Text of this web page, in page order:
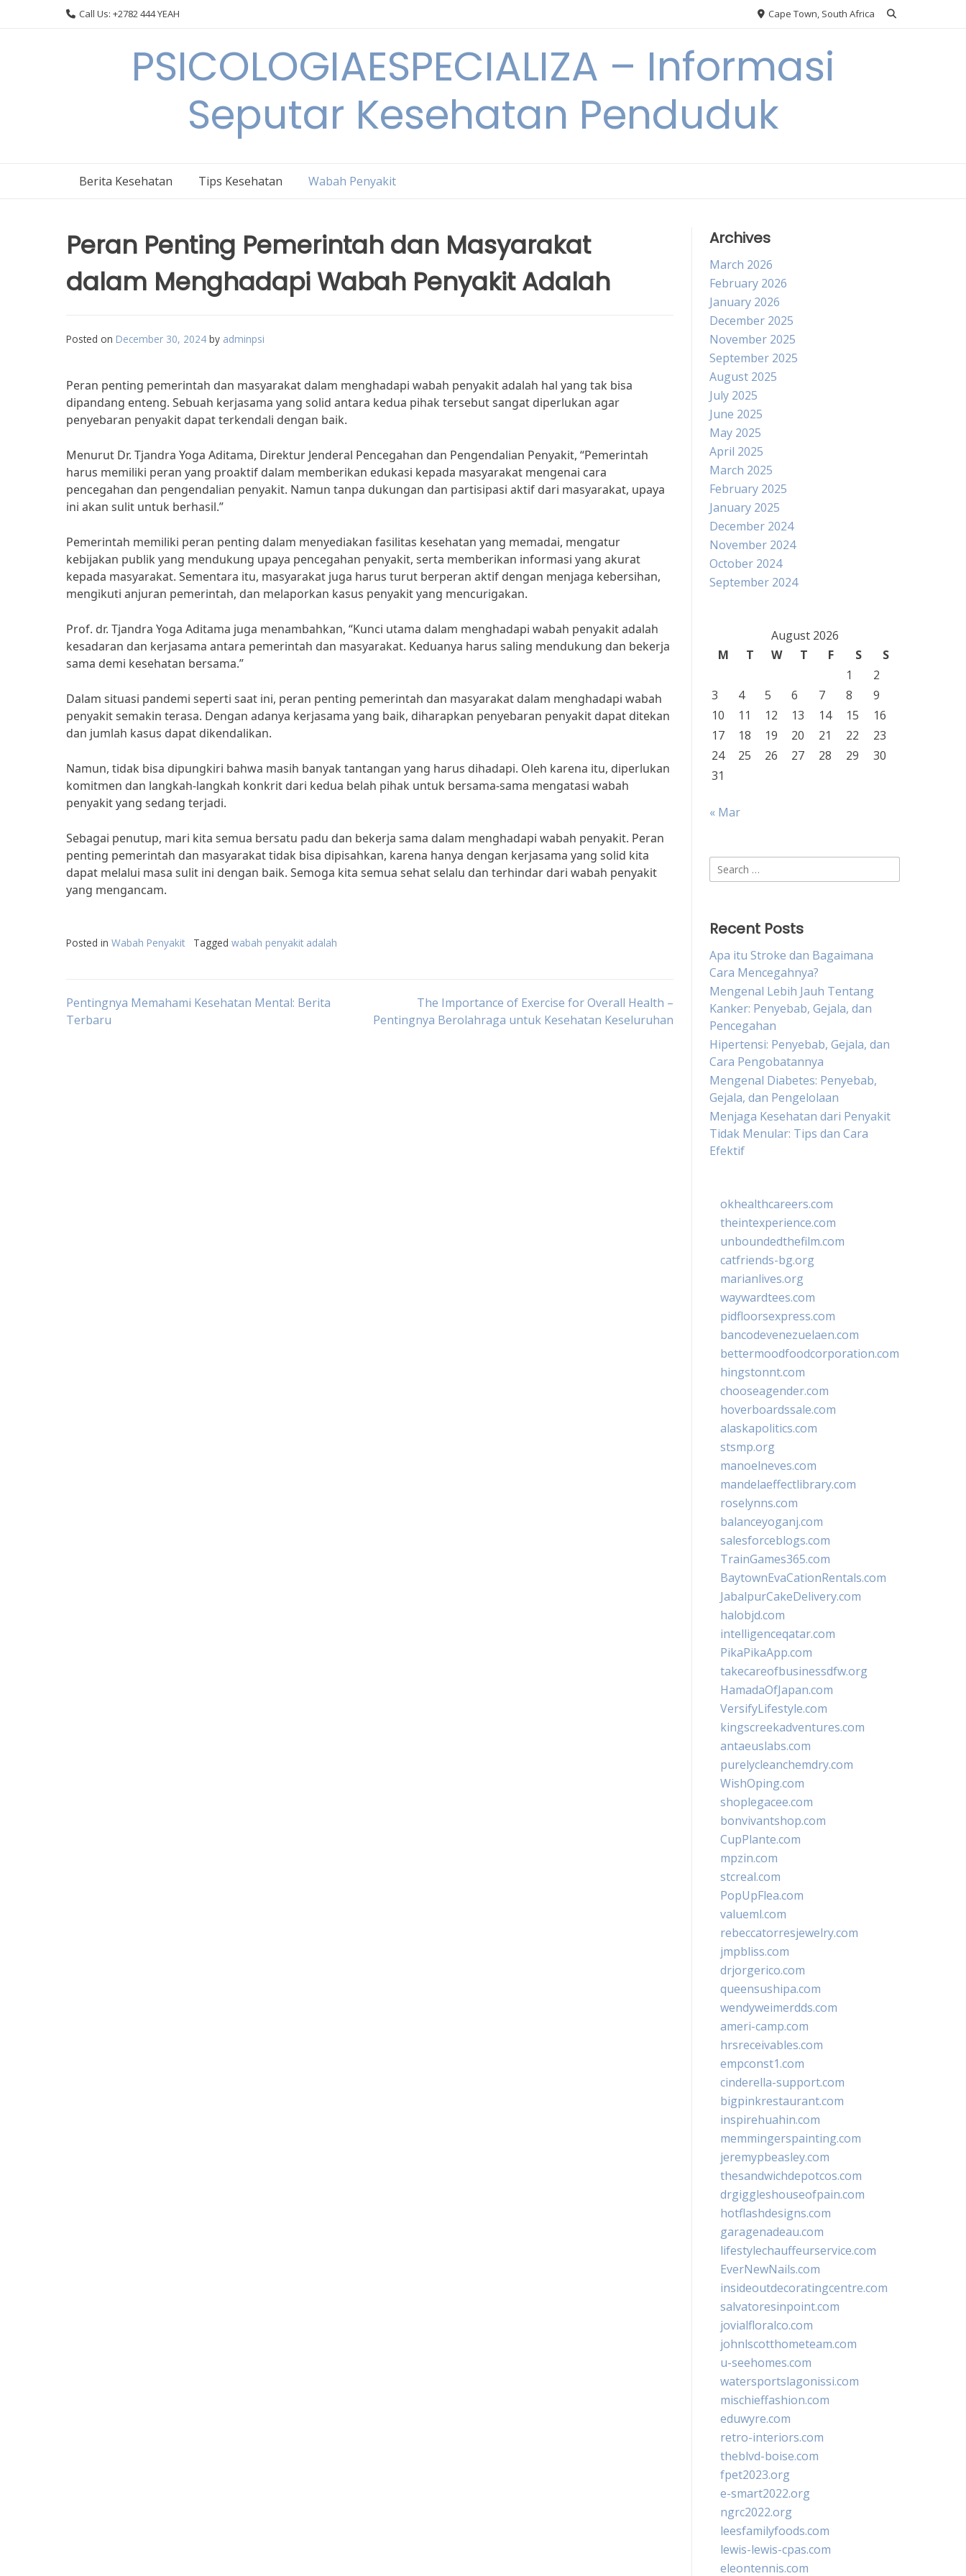
Call Us: +2782 444 YEAH Cape Town, South Africa
PSICOLOGIAESPECIALIZA – Informasi
Seputar Kesehatan Penduduk
Berita Kesehatan Tips Kesehatan Wabah Penyakit
Peran Penting Pemerintah dan Masyarakat
dalam Menghadapi Wabah Penyakit Adalah
Posted on December 30, 2024 by adminpsi
Peran penting pemerintah dan masyarakat dalam menghadapi wabah penyakit adalah hal yang tak bisa
dipandang enteng. Sebuah kerjasama yang solid antara kedua pihak tersebut sangat diperlukan agar
penyebaran penyakit dapat terkendali dengan baik.
Menurut Dr. Tjandra Yoga Aditama, Direktur Jenderal Pencegahan dan Pengendalian Penyakit, “Pemerintah
harus memiliki peran yang proaktif dalam memberikan edukasi kepada masyarakat mengenai cara
pencegahan dan pengendalian penyakit. Namun tanpa dukungan dan partisipasi aktif dari masyarakat, upaya
ini akan sulit untuk berhasil.”
Pemerintah memiliki peran penting dalam menyediakan fasilitas kesehatan yang memadai, mengatur
kebijakan publik yang mendukung upaya pencegahan penyakit, serta memberikan informasi yang akurat
kepada masyarakat. Sementara itu, masyarakat juga harus turut berperan aktif dengan menjaga kebersihan,
mengikuti anjuran pemerintah, dan melaporkan kasus penyakit yang mencurigakan.
Prof. dr. Tjandra Yoga Aditama juga menambahkan, “Kunci utama dalam menghadapi wabah penyakit adalah
kesadaran dan kerjasama antara pemerintah dan masyarakat. Keduanya harus saling mendukung dan bekerja
sama demi kesehatan bersama.”
Dalam situasi pandemi seperti saat ini, peran penting pemerintah dan masyarakat dalam menghadapi wabah
penyakit semakin terasa. Dengan adanya kerjasama yang baik, diharapkan penyebaran penyakit dapat ditekan
dan jumlah kasus dapat dikendalikan.
Namun, tidak bisa dipungkiri bahwa masih banyak tantangan yang harus dihadapi. Oleh karena itu, diperlukan
komitmen dan langkah-langkah konkrit dari kedua belah pihak untuk bersama-sama mengatasi wabah
penyakit yang sedang terjadi.
Sebagai penutup, mari kita semua bersatu padu dan bekerja sama dalam menghadapi wabah penyakit. Peran
penting pemerintah dan masyarakat tidak bisa dipisahkan, karena hanya dengan kerjasama yang solid kita
dapat melalui masa sulit ini dengan baik. Semoga kita semua sehat selalu dan terhindar dari wabah penyakit
yang mengancam.
Posted in Wabah Penyakit Tagged wabah penyakit adalah
Post
Pentingnya Memahami Kesehatan Mental: Berita
Terbaru
The Importance of Exercise for Overall Health –
Pentingnya Berolahraga untuk Kesehatan Keseluruhan
Archives
March 2026
February 2026
January 2026
December 2025
November 2025
September 2025
August 2025
July 2025
June 2025
May 2025
April 2025
March 2025
February 2025
January 2025
December 2024
November 2024
October 2024
September 2024
August 2026
M
T W T F S
S
1
2
3
4 5 6 7 8
9
10
11 12 13 14 15
16
17
18 19 20 21 22
23
24
25 26 27 28 29
30
31
« Mar
Search
for:
Recent Posts
Apa itu Stroke dan Bagaimana
Cara Mencegahnya?
Mengenal Lebih Jauh Tentang
Kanker: Penyebab, Gejala, dan
Pencegahan
Hipertensi: Penyebab, Gejala, dan
Cara Pengobatannya
Mengenal Diabetes: Penyebab,
Gejala, dan Pengelolaan
Menjaga Kesehatan dari Penyakit
Tidak Menular: Tips dan Cara
Efektif
okhealthcareers.com
theintexperience.com
unboundedthefilm.com
catfriends-bg.org
marianlives.org
waywardtees.com
pidfloorsexpress.com
bancodevenezuelaen.com
bettermoodfoodcorporation.com
hingstonnt.com
chooseagender.com
hoverboardssale.com
alaskapolitics.com
stsmp.org
manoelneves.com
mandelaeffectlibrary.com
roselynns.com
balanceyoganj.com
salesforceblogs.com
TrainGames365.com
BaytownEvaCationRentals.com
JabalpurCakeDelivery.com
halobjd.com
intelligenceqatar.com
PikaPikaApp.com
takecareofbusinessdfw.org
HamadaOfJapan.com
VersifyLifestyle.com
kingscreekadventures.com
antaeuslabs.com
purelycleanchemdry.com
WishOping.com
shoplegacee.com
bonvivantshop.com
CupPlante.com
mpzin.com
stcreal.com
PopUpFlea.com
valueml.com
rebeccatorresjewelry.com
jmpbliss.com
drjorgerico.com
queensushipa.com
wendyweimerdds.com
ameri-camp.com
hrsreceivables.com
empconst1.com
cinderella-support.com
bigpinkrestaurant.com
inspirehuahin.com
memmingerspainting.com
jeremypbeasley.com
thesandwichdepotcos.com
drgiggleshouseofpain.com
hotflashdesigns.com
garagenadeau.com
lifestylechauffeurservice.com
EverNewNails.com
insideoutdecoratingcentre.com
salvatoresinpoint.com
jovialfloralco.com
johnlscotthometeam.com
u-seehomes.com
watersportslagonissi.com
mischieffashion.com
eduwyre.com
retro-interiors.com
theblvd-boise.com
fpet2023.org
e-smart2022.org
ngrc2022.org
leesfamilyfoods.com
lewis-lewis-cpas.com
eleontennis.com